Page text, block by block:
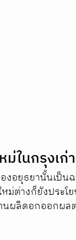
ม่ในกรุงเก่า
งอยุธยานั้นเป็
หม่ต่างก็ยังประ
ผลิดอกออกผล